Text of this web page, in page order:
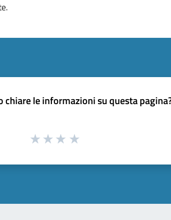
chiare le informazioni su questa